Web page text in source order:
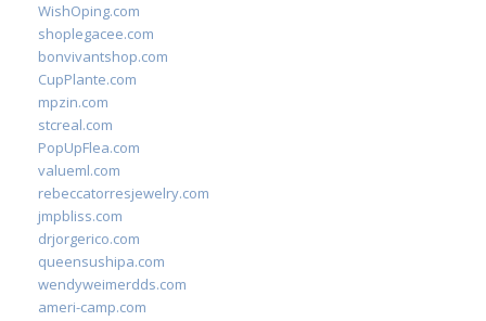
WishOping.com
shoplegacee.com
bonvivantshop.com
CupPlante.com
mpzin.com
stcreal.com
PopUpFlea.com
valueml.com
rebeccatorresjewelry.com
jmpbliss.com
drjorgerico.com
queensushipa.com
wendyweimerdds.com
ameri-camp.com